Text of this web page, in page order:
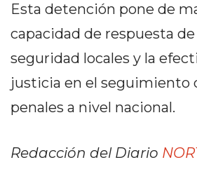
DE
MEDIOS
INFOPBA
EN
NORTE
HORA
Esta detención pone de
capacidad de respuesta
seguridad locales y la
justicia en el seguimiento
penales a nivel nacional.
Redacción del Diario